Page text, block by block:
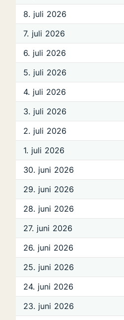
8. juli 2026
7. juli 2026
6. juli 2026
5. juli 2026
4. juli 2026
3. juli 2026
2. juli 2026
1. juli 2026
30. juni 2026
29. juni 2026
28. juni 2026
27. juni 2026
26. juni 2026
25. juni 2026
24. juni 2026
23. juni 2026